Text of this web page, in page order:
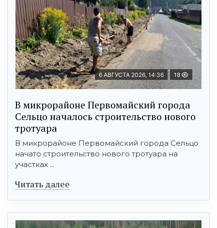
6 АВГУСТА 2026, 14:36 18
В микрорайоне Первомайский города
Сельцо началось строительство нового
тротуара
В микрорайоне Первомайский города Сельцо
начато строительство нового тротуара на
участках ...
Читать далее